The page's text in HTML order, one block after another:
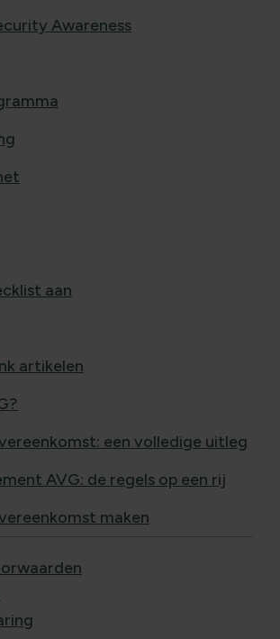
Awareness
aan
artikelen
een volledige uitleg
AVG: de regels op een rij
maken